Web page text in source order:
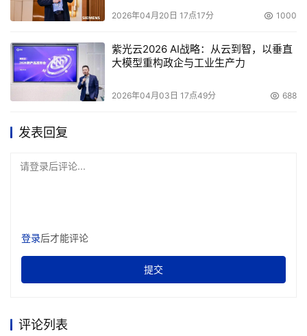
从本质上讲，SAN与NAS并非对立技术。但出于业务角
关于SAN和NAS哪个更好的争论持续了数年之久。2001年
SNIA建立了共享存储协议标准框架，使人们清楚的认识到
SAN与NAS技术的区别与关系，此后争论对比之声渐弱，取
而代之的是一片SAN与NAS融合之声。
出，成为各厂商追逐的热点。2001年其1.0版本正式面市之
的热情却丝毫不见降温，反倒有愈演愈烈之势。最近两年甚
至出现了一批专门进行iSCSI产品开发的小公司，都押宝
iSCSI市场能够迅速崛起。
在连接协议技术一片火热的同时，存储管理等其他技术
2026年04月20日 17点17分 1000
紫光云2026 AI战略：从云到智，以垂直
大模型重构政企与工业生产力
2026年04月03日 17点49分 688
发表回复
请登录后评论...
登录后才能评论
提交
评论列表